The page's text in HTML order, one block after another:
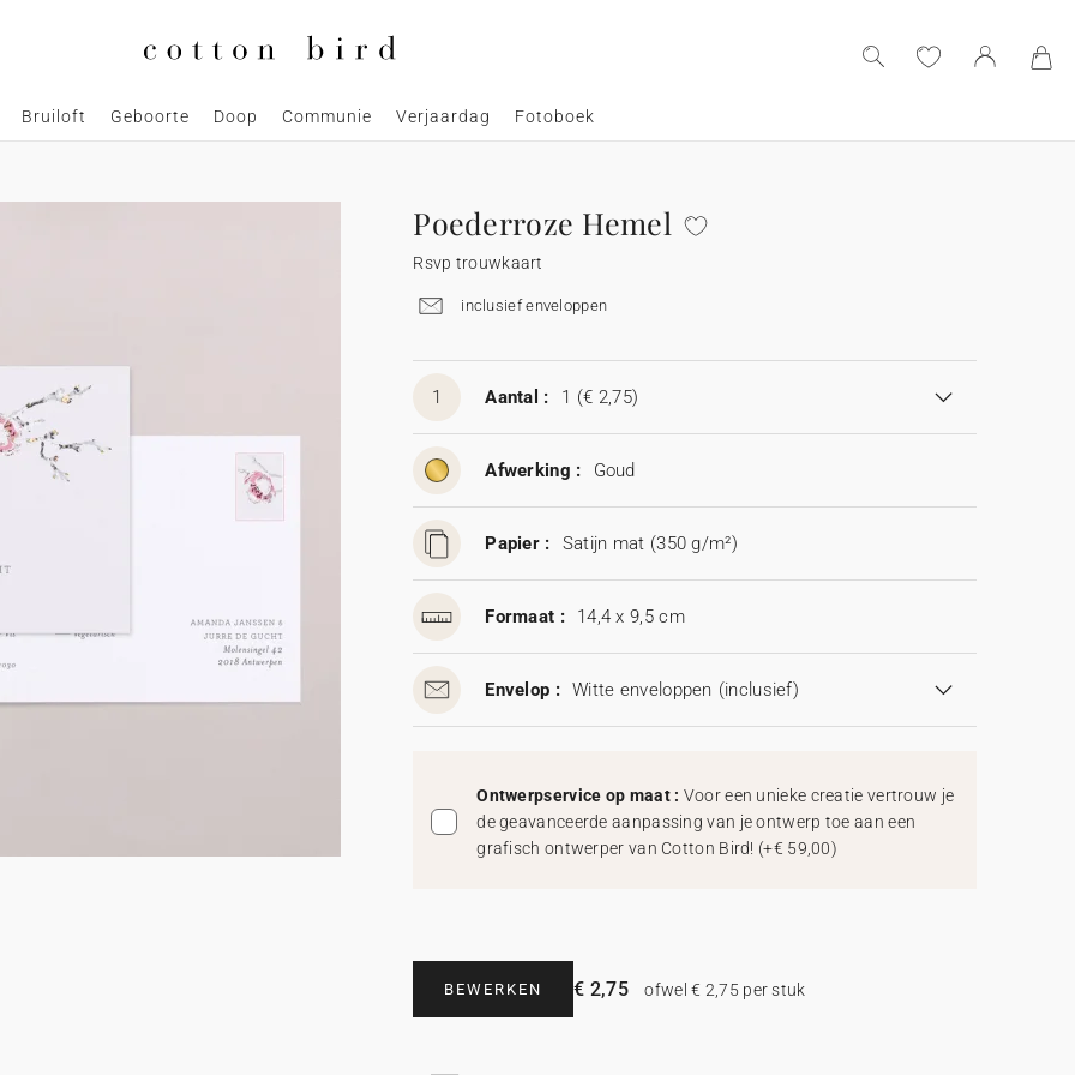
Bruiloft Geboorte Doop Communie Verjaardag Fotoboek
Poederroze Hemel
Rsvp trouwkaart
inclusief enveloppen
1 Aantal : 1 (€ 2,75)
Afwerking : Goud
Papier : Satijn mat (350 g/m²)
Formaat : 14,4 x 9,5 cm
Envelop : Witte enveloppen (inclusief)
Ontwerpservice op maat : Voor een unieke creatie vertrouw je
de geavanceerde aanpassing van je ontwerp toe aan een
grafisch ontwerper van Cotton Bird! (+€ 59,00)
BEWERKEN € 2,75 ofwel € 2,75 per stuk